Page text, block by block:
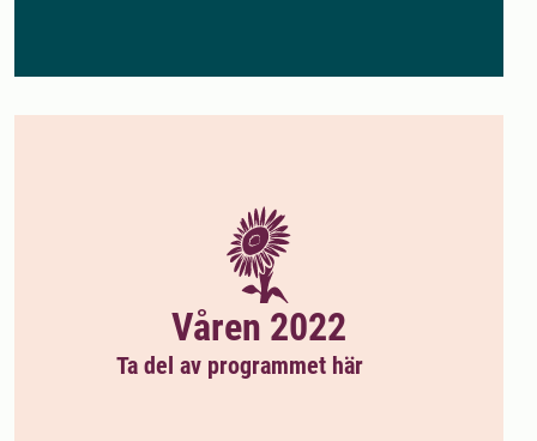
Våren 2022
Ta del av programmet här